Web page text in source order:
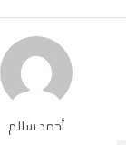
أحمد سالم